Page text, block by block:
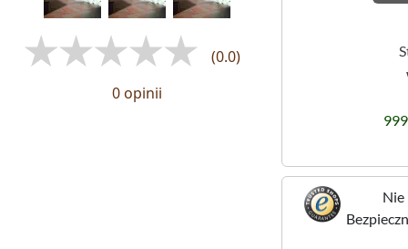
(0.0)
0 opinii
Nie